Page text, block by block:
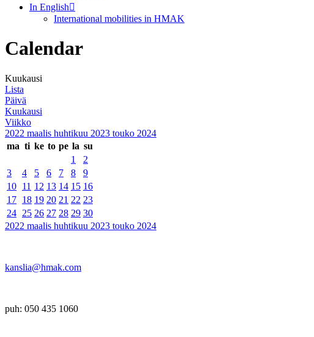
In English
International mobilities in HMAK
Calendar
Kuukausi
Lista
Päivä
Kuukausi
Viikko
2022 maalis huhtikuu 2023 touko 2024
ma ti ke to pe la su
1
2
3
4 5 6 7 8
9
10 11 12 13 14 15 16
17 18 19 20 21 22 23
24 25 26 27 28 29 30
2022 maalis huhtikuu 2023 touko 2024
kanslia@hmak.com
puh: 050 435 1060